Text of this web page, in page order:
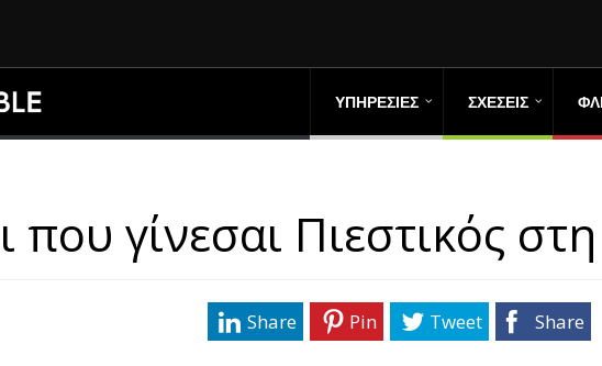
ΥΠΗΡΕΣΙΕΣ ΣΧΕΣΕΙΣ
που γίνεσαι Πιεστικός
Share
Tweet
Pin
Share